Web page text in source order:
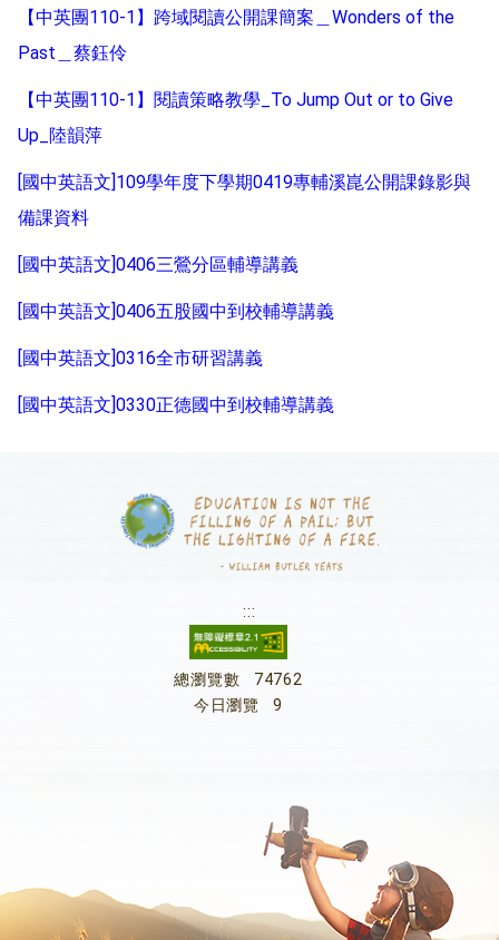
【中英團110-1】跨域閱讀公開課簡案＿Wonders of the
Past＿蔡鈺伶
【中英團110-1】閱讀策略教學_To Jump Out or to Give
Up_陸韻萍
[國中英語文]109學年度下學期0419專輔溪崑公開課錄影與
備課資料
[國中英語文]0406三鶯分區輔導講義
[國中英語文]0406五股國中到校輔導講義
[國中英語文]0316全市研習講義
[國中英語文]0330正德國中到校輔導講義
:::
總瀏覽數
74762
今日瀏覽
9